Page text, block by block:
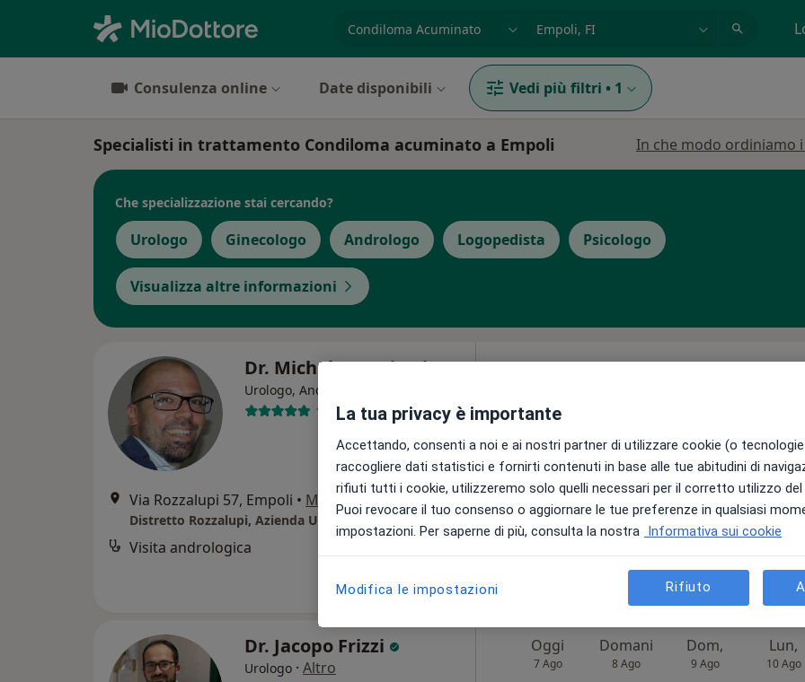
Consulenza online Date disponibili Vedi più filtri • 1
Specialisti in trattamento Condiloma acuminato a Empoli In che modo ordiniamo
Che specializzazione stai cercando?
Urologo Ginecologo Andrologo Logopedista Psicologo
Visualizza altre informazioni
Dr. Michele Lanciotti
Urologo, Andrologo
116 recensioni
Via Rozzalupi 57, Empoli • Mappa
Distretto Rozzalupi, Azienda USL Toscana Centro - Distretto Socio-sanitario
Visita andrologica
Oggi Domani Dom, Lun,
Non ci sono agende disponibili!
Chiedi di attivare le prenotazioni online
Dr. Jacopo Frizzi
Urologo · Altro
Oggi
7 Ago
Domani
8 Ago
Dom,
9 Ago
Lun,
10 Ago
La tua privacy è importante
Accettando, consenti a noi e ai nostri partner di utilizzare cookie (o
raccogliere dati statistici e fornirti contenuti in base alle tue abitudini di
rifiuti tutti i cookie, utilizzeremo solo quelli necessari per il corretto utilizzo
Puoi revocare il tuo consenso o aggiornare le tue preferenze in qualsiasi
impostazioni. Per saperne di più, consulta la nostra Informativa sui cookie
Modifica le impostazioni Rifiuto